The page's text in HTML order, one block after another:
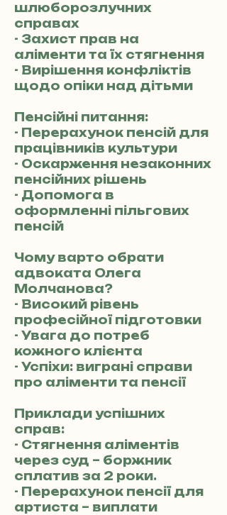
шлюборозлучних
справах
- Захист прав на
аліменти та їх стягнення
- Вирішення конфліктів
щодо опіки над дітьми
Пенсійні питання:
- Перерахунок пенсій для
працівників культури
- Оскарження незаконних
пенсійних рішень
- Допомога в
оформленні пільгових
пенсій
Чому варто обрати
адвоката Олега
Молчанова?
- Високий рівень
професійної підготовки
- Увага до потреб
кожного клієнта
- Успіхи: виграні справи
про аліменти та пенсії
Приклади успішних
справ:
- Стягнення аліментів
через суд – боржник
сплатив за 2 роки.
- Перерахунок пенсії для
артиста – виплати